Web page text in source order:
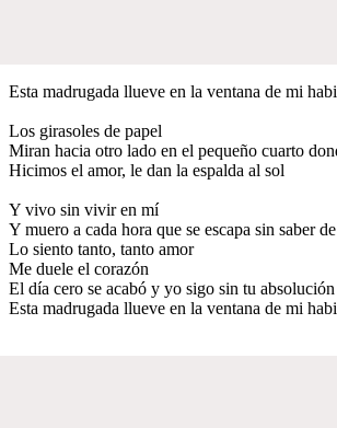
Esta madrugada llueve en la ventana de mi
Los girasoles de papel
Miran hacia otro lado en el pequeño cuarto
Hicimos el amor, le dan la espalda al sol
Y vivo sin vivir en mí
Y muero a cada hora que se escapa sin saber
Lo siento tanto, tanto amor
Me duele el corazón
El día cero se acabó y yo sigo sin tu absolución
Esta madrugada llueve en la ventana de mi